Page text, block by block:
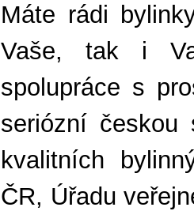
Máte rádi
Vaše, tak i
spolupráce s
seriózní českou
kvalitních
ČR, Úřadu